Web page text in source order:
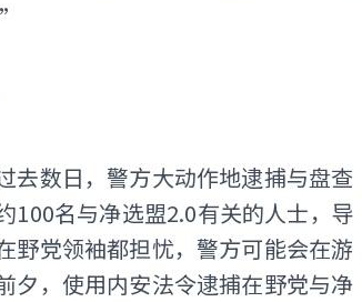
去数日，警方大动作地逮捕与盘查
100名与净选盟2.0有关的人士，导
野党领袖都担忧，警方可能会在游
夕，使用内安法令逮捕在野党与净